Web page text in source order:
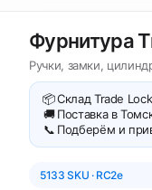
Фурнитура
Ручки, замки,
📦Склад Trade
🚚 Поставка в
📞 Подберём и
5133 SKU · RC2e